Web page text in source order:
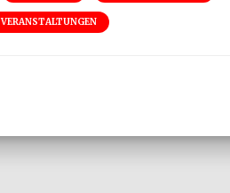
VERANSTALTUNGEN